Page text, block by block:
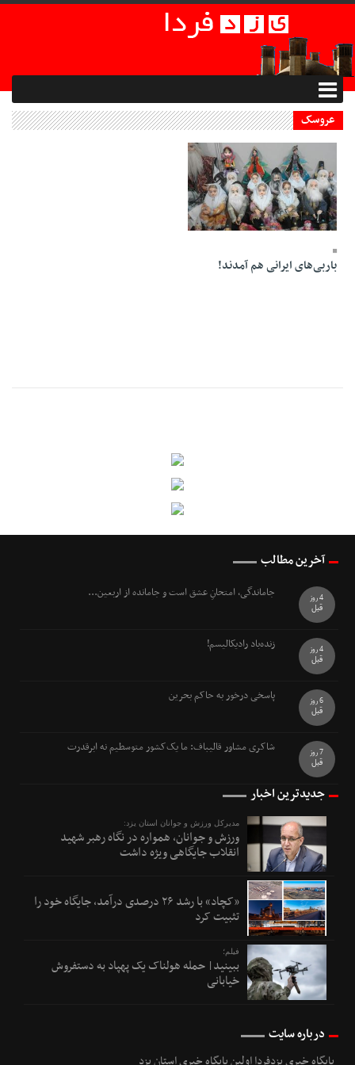
عروسک
10 Esfand 1394 - 20:20
باربی‌های ایرانی هم آمدند!
آخرین مطالب
جاماندگی، امتحانِ عشق است و جامانده از اربعین...
4 روز
قبل
زنده‌باد رادیکالیسم!
4 روز
قبل
پاسخی درخور به حاکم بحرین
6 روز
قبل
شاکری مشاور قالیباف: ما یک‌کشور متوسطیم نه ابرقدرت
7 روز
قبل
جدیدترین اخبار
مدیرکل ورزش و جوانان استان یزد:
ورزش و جوانان، همواره در نگاه رهبر شهید
انقلاب جایگاهی ویژه داشت
«کچاد» با رشد ۲۶ درصدی درآمد، جایگاه خود را
تثبیت کرد
فیلم؛
ببینید| حمله هولناک یک پهپاد به دستفروش
خیابانی
درباره سایت